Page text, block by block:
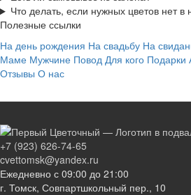
Что делать, если нужных цветов нет в
Полезные ссылки
На день рождения На свадьбу На
Маме Мужчине Повод Для кого Подарки
Отзывы О нас
+7 (923) 626-74-65
cvettomsk@yandex.ru
Ежедневно с 09:00 до 21:00
г. Томск, Совпартшкольный пер., 10